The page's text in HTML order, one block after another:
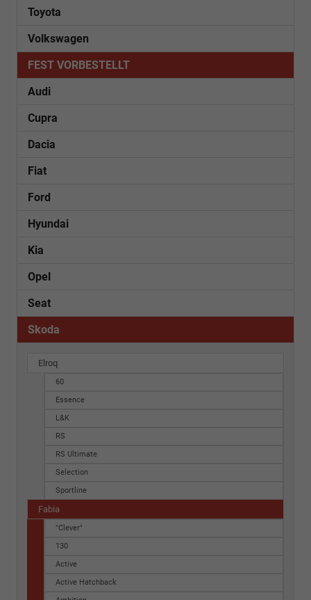
Toyota
Volkswagen
FEST VORBESTELLT
Audi
Cupra
Dacia
Fiat
Ford
Hyundai
Kia
Opel
Seat
Skoda
Elroq
60
Essence
L&K
RS
RS Ultimate
Selection
Sportline
Fabia
"Clever"
130
Active
Active Hatchback